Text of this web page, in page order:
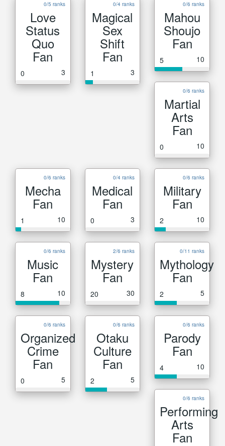
0/5 ranks
Love
Status
Quo
Fan
0 3
0/4 ranks
Magical
Sex
Shift
Fan
1 3
0/6 ranks
Mahou
Shoujo
Fan
5 10
0/6 ranks
Martial
Arts
Fan
0 10
0/6 ranks
Mecha
Fan
1 10
0/4 ranks
Medical
Fan
0 3
0/6 ranks
Military
Fan
2 10
0/6 ranks
Music
Fan
8 10
2/6 ranks
Mystery
Fan
20 30
0/11 ranks
Mythology
Fan
2 5
0/6 ranks
Organized
Crime
Fan
0 5
0/6 ranks
Otaku
Culture
Fan
2 5
0/6 ranks
Parody
Fan
4 10
0/6 ranks
Performing
Arts
Fan